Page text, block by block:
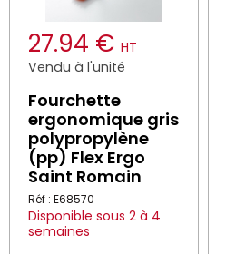
27.94 € HT
Vendu à l'unité
Fourchette
ergonomique gris
polypropylène
(pp) Flex Ergo
Saint Romain
Réf : E68570
Disponible sous 2 à 4
semaines